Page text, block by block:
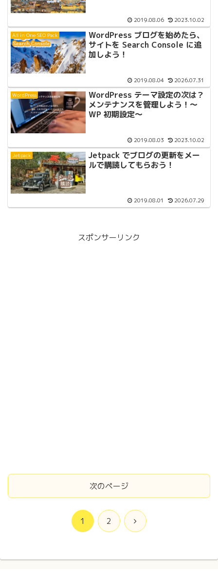
2019.08.06 2023.10.02
All in One SEO Pack
WordPress ブログを始めたら、
サイトを Search Console に追
加しよう！
2019.08.04 2026.07.31
WordPress
WordPress テーマ設定の次は？
メンテナンスを管理しよう！〜
WP 初期設定〜
2019.08.03 2023.10.02
Jetpack
Jetpack でブログの更新をメー
ルで購読してもらおう！
2019.08.01 2026.07.29
スポンサーリンク
次のページ
1 2
次